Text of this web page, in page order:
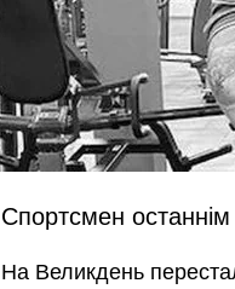
Спортсмен
На Великдень